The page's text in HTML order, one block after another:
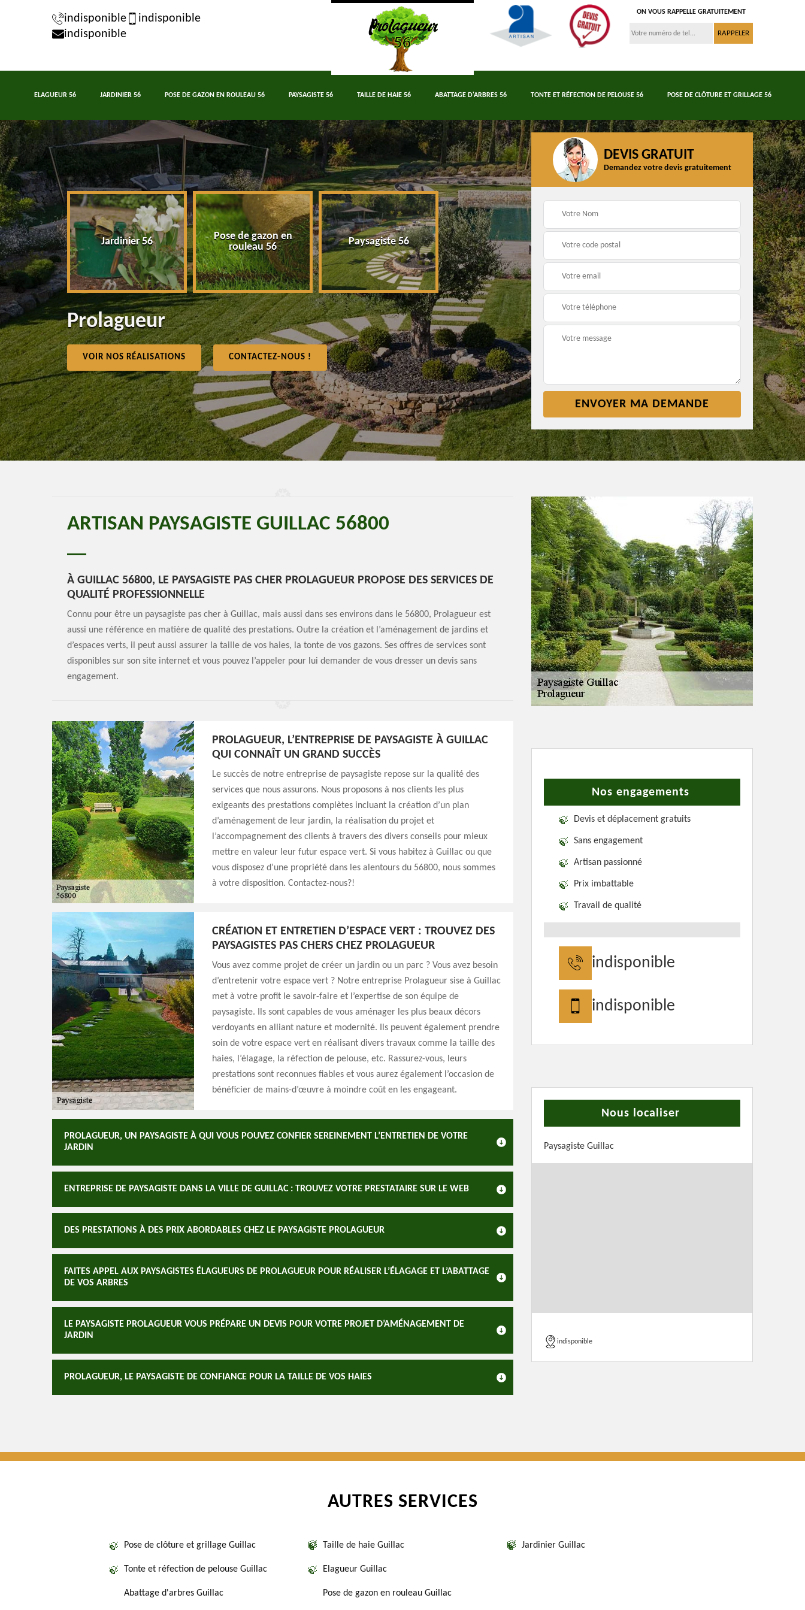
indisponible
indisponible
indisponible
ON VOUS RAPPELLE GRATUITEMENT
ELAGUEUR 56 JARDINIER 56 POSE DE GAZON EN ROULEAU 56 PAYSAGISTE 56 TAILLE DE HAIE 56 ABATTAGE D'ARBRES 56 TONTE ET RÉFECTION DE PELOUSE 56 POSE DE CLÔTURE ET GRILLAGE 56
56 Jardinier 56
Pose de gazon en
rouleau 56
Paysagiste 56 Taille de haie 56 Abattage d'arbres 56
Tonte et réfection de
pelouse 56
Prolagueur
VOIR NOS RÉALISATIONS CONTACTEZ-NOUS !
DEVIS GRATUIT
Demandez votre devis gratuitement
ARTISAN PAYSAGISTE GUILLAC 56800
À GUILLAC 56800, LE PAYSAGISTE PAS CHER PROLAGUEUR PROPOSE DES SERVICES DE
QUALITÉ PROFESSIONNELLE
Connu pour être un paysagiste pas cher à Guillac, mais aussi dans ses environs dans le 56800, Prolagueur est
aussi une référence en matière de qualité des prestations. Outre la création et l’aménagement de jardins et
d’espaces verts, il peut aussi assurer la taille de vos haies, la tonte de vos gazons. Ses offres de services sont
disponibles sur son site internet et vous pouvez l’appeler pour lui demander de vous dresser un devis sans
engagement.
PROLAGUEUR, L’ENTREPRISE DE PAYSAGISTE À GUILLAC
QUI CONNAÎT UN GRAND SUCCÈS
Le succès de notre entreprise de paysagiste repose sur la qualité des
services que nous assurons. Nous proposons à nos clients les plus
exigeants des prestations complètes incluant la création d’un plan
d’aménagement de leur jardin, la réalisation du projet et
l’accompagnement des clients à travers des divers conseils pour mieux
mettre en valeur leur futur espace vert. Si vous habitez à Guillac ou que
vous disposez d’une propriété dans les alentours du 56800, nous sommes
à votre disposition. Contactez-nous?!
CRÉATION ET ENTRETIEN D’ESPACE VERT : TROUVEZ DES
PAYSAGISTES PAS CHERS CHEZ PROLAGUEUR
Vous avez comme projet de créer un jardin ou un parc ? Vous avez besoin
d’entretenir votre espace vert ? Notre entreprise Prolagueur sise à Guillac
met à votre profit le savoir-faire et l’expertise de son équipe de
paysagiste. Ils sont capables de vous aménager les plus beaux décors
verdoyants en alliant nature et modernité. Ils peuvent également prendre
soin de votre espace vert en réalisant divers travaux comme la taille des
haies, l’élagage, la réfection de pelouse, etc. Rassurez-vous, leurs
prestations sont reconnues fiables et vous aurez également l’occasion de
bénéficier de mains-d’œuvre à moindre coût en les engageant.
PROLAGUEUR, UN PAYSAGISTE À QUI VOUS POUVEZ CONFIER SEREINEMENT L’ENTRETIEN DE VOTRE
JARDIN
ENTREPRISE DE PAYSAGISTE DANS LA VILLE DE GUILLAC : TROUVEZ VOTRE PRESTATAIRE SUR LE WEB
DES PRESTATIONS À DES PRIX ABORDABLES CHEZ LE PAYSAGISTE PROLAGUEUR
FAITES APPEL AUX PAYSAGISTES ÉLAGUEURS DE PROLAGUEUR POUR RÉALISER L’ÉLAGAGE ET L’ABATTAGE
DE VOS ARBRES
LE PAYSAGISTE PROLAGUEUR VOUS PRÉPARE UN DEVIS POUR VOTRE PROJET D’AMÉNAGEMENT DE
JARDIN
PROLAGUEUR, LE PAYSAGISTE DE CONFIANCE POUR LA TAILLE DE VOS HAIES
Nos engagements
Devis et déplacement gratuits
Sans engagement
Artisan passionné
Prix imbattable
Travail de qualité
indisponible
indisponible
Nous localiser
Paysagiste Guillac
indisponible
AUTRES SERVICES
Pose de clôture et grillage Guillac
Tonte et réfection de pelouse Guillac
Abattage d'arbres Guillac
Taille de haie Guillac
Elagueur Guillac
Pose de gazon en rouleau Guillac
Jardinier Guillac